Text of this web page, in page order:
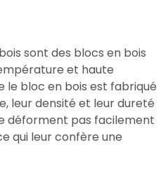
sont des blocs en bois
et haute
le bloc en bois est fabriqué
leur densité et leur dureté
déforment pas facilement
qui leur confère une